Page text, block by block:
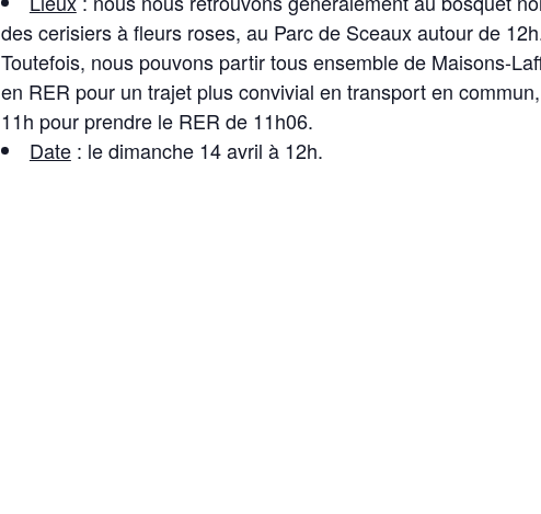
des cerisiers à fleurs roses, au Parc de Sceaux autour de
Toutefois, nous pouvons partir tous ensemble de Maisons-
en RER pour un trajet plus convivial en transport en
11h pour prendre le RER de 11h06.
Date: le dimanche 14 avril à 12h.